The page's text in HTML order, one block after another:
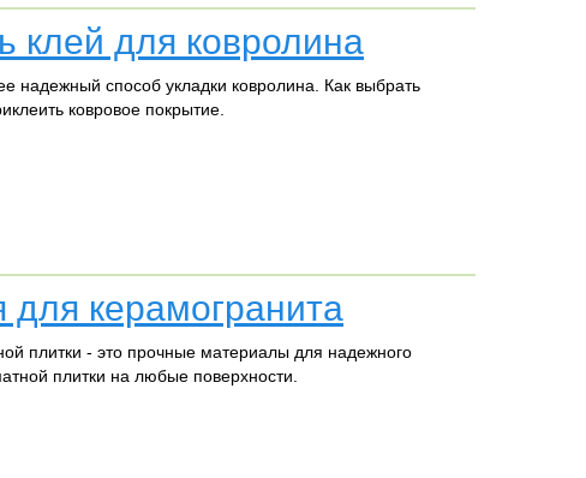
клей для ковролина
надежный способ укладки ковролина. Как выбрать
ковровое покрытие.
для керамогранита
плитки - это прочные материалы для надежного
плитки на любые поверхности.